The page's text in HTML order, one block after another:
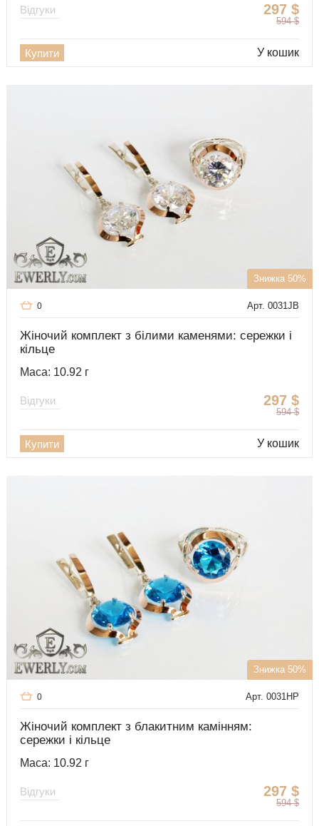
297 $
594 $
Відгуки
Купити У кошик
Знижка 50%
Арт. 0031JB
0
Жіночий комплект з білими каменями: сережки і
кільце
Маса: 10.92 г
297 $
594 $
Відгуки
Купити У кошик
Знижка 50%
Арт. 0031HP
0
Жіночий комплект з блакитним камінням:
сережки і кільце
Маса: 10.92 г
297 $
594 $
Відгуки